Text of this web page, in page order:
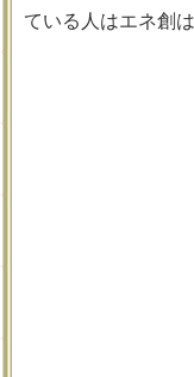
ている人はエネ創